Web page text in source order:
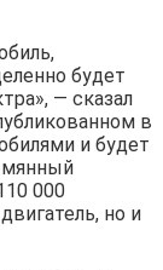
будет
— сказал
в
и будет
000
но и